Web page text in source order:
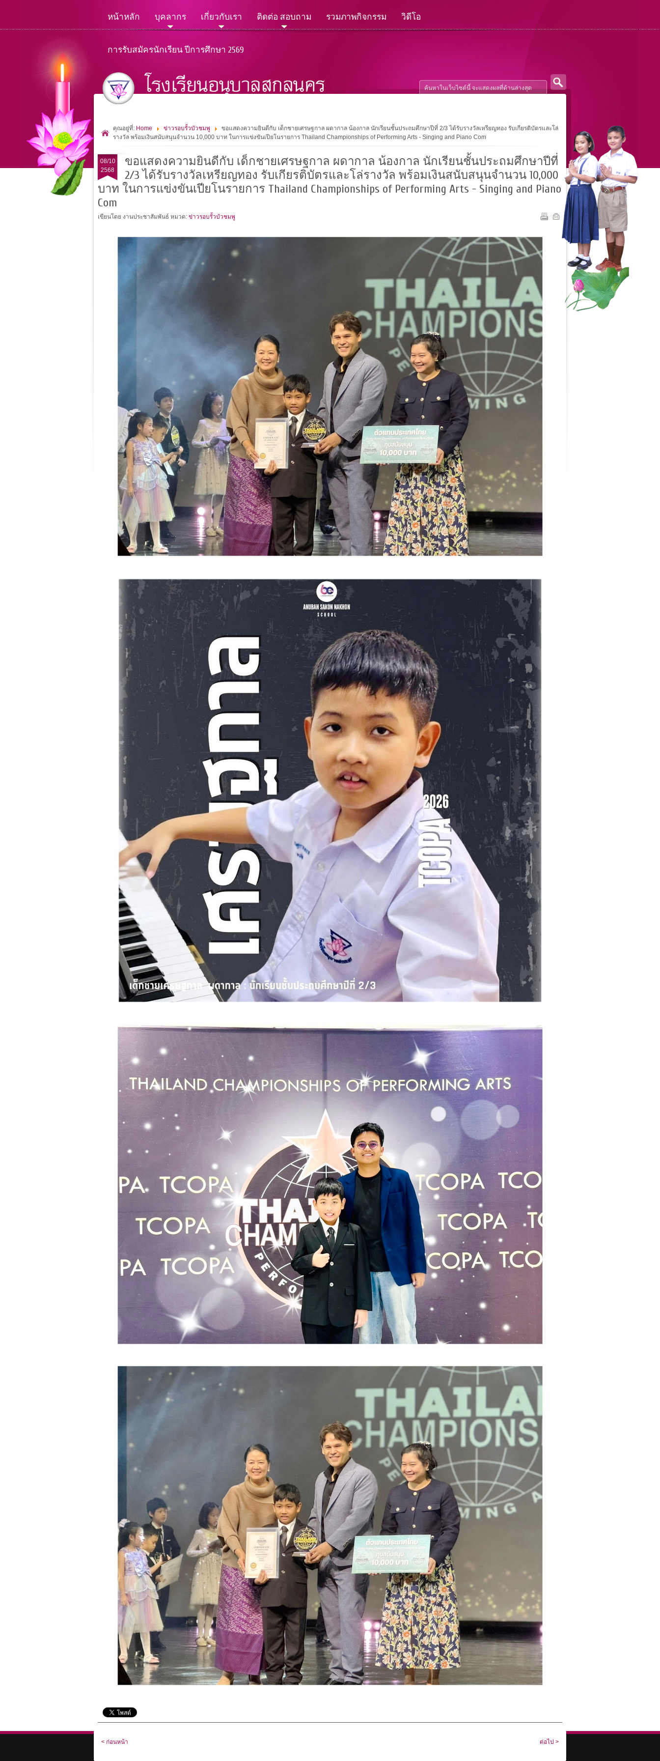
หน้าหลัก บุคลากร เกี่ยวกับเรา ติดต่อ สอบถาม รวมภาพกิจกรรม วิดีโอ
การรับสมัครนักเรียน ปีการศึกษา 2569
คุณอยู่ที่: Home ข่าวรอบรั้วบัวชมพู
ขอแสดงความยินดีกับ เด็กชายเศรษฐกาล ผดากาล น้องกาล นักเรียนชั้นประถมศึกษาปีที่ 2/3 ได้รับรางวัลเหรียญทอง รับเกียรติบัตรและโล่
รางวัล พร้อมเงินสนับสนุนจำนวน 10,000 บาท ในการแข่งขันเปียโนรายการ Thailand Championships of Performing Arts - Singing and Piano Com
08/10
2568
ขอแสดงความยินดีกับ เด็กชายเศรษฐกาล ผดากาล น้องกาล นักเรียนชั้นประถมศึกษาปีที่
2/3 ได้รับรางวัลเหรียญทอง รับเกียรติบัตรและโล่รางวัล พร้อมเงินสนับสนุนจำนวน 10,000
บาท ในการแข่งขันเปียโนรายการ Thailand Championships of Performing Arts - Singing and Piano
Com
เขียนโดย งานประชาสัมพันธ์ หมวด: ข่าวรอบรั้วบัวชมพู
< ก่อนหน้า ต่อไป >